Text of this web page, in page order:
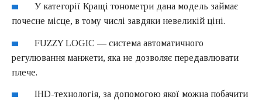
У категорії Кращі тонометри дана модель займає
почесне місце, в тому числі завдяки невеликій ціні.
FUZZY LOGIC — система автоматичного
регулювання манжети, яка не дозволяє передавлювати
плече.
IHD-технологія, за допомогою якої можна побачити